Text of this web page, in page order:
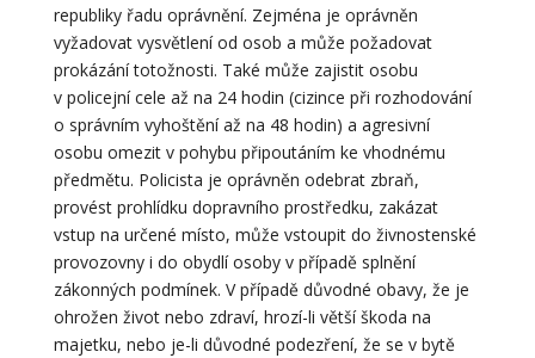
republiky řadu oprávnění. Zejména je oprávněn
vyžadovat vysvětlení od osob a může požadovat
prokázání totožnosti. Také může zajistit osobu
v policejní cele až na 24 hodin (cizince při rozhodování
o správním vyhoštění až na 48 hodin) a agresivní
osobu omezit v pohybu připoutáním ke vhodnému
předmětu. Policista je oprávněn odebrat zbraň,
provést prohlídku dopravního prostředku, zakázat
vstup na určené místo, může vstoupit do živnostenské
provozovny i do obydlí osoby v případě splnění
zákonných podmínek. V případě důvodné obavy, že je
ohrožen život nebo zdraví, hrozí-li větší škoda na
majetku, nebo je-li důvodné podezření, že se v bytě